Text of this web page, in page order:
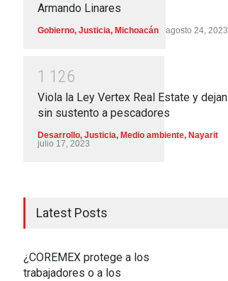
Armando Linares
Gobierno, Justicia, Michoacán agosto 24, 2023
1 1 26
Viola la Ley Vertex Real Estate y dejan
sin sustento a pescadores
Desarrollo, Justicia, Medio ambiente, Nayarit
julio 17, 2023
Latest Posts
¿COREMEX protege a los
trabajadores o a los